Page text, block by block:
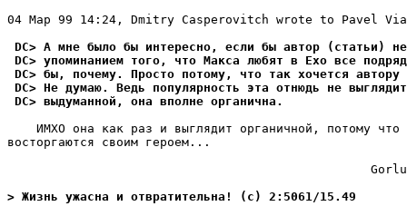
04 Мар 99 14:24, Dmitry Casperovitch wrote to Pavel
DC> А мне было бы интересно, если бы автор (статьи) не
DC> упоминанием того, что Макса любят в Ехо все
DC> бы, почему. Просто потому, что так хочется
DC> Не думаю. Ведь популярность эта отнюдь не
DC> выдуманной, она вполне органична.
ИМХО она как раз и выглядит органичной, потому что
восторгаются своим героем...
> Жизнь ужасна и отвратительна! (c) 2:5061/15.49